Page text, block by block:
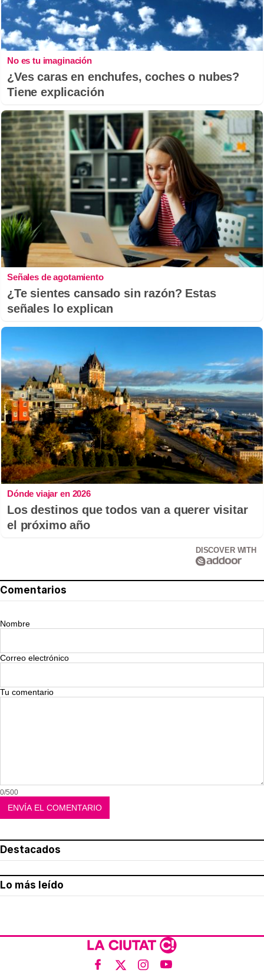
No es tu imaginación
¿Ves caras en enchufes, coches o nubes?
Tiene explicación
Señales de agotamiento
¿Te sientes cansado sin razón? Estas
señales lo explican
Dónde viajar en 2026
Los destinos que todos van a querer visitar
el próximo año
DISCOVER WITH
Comentarios
Nombre
Correo electrónico
Tu comentario
0/500
Destacados
Lo más leído